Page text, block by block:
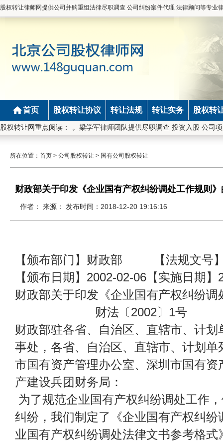
股权转让律师网提供公司并购重组法律尽职调查 公司纠纷案件代理 法律顾问等专业
首页 股权转让协议 转让法规 转让实务 股权转
股权转让网重点阅读：。梁学军律师团队提供尽职调查 投资入股 公司项
所在位置： 首页 > 公司股权转让 > 国有公司股权转让
财政部关于印发《企业国有产权纠纷调处工作规则
作者： 来源： 发布时间：2018-12-20 19:16:16
【颁布部门】财政部 【法规文号】
【颁布日期】2002-02-06【实施日期】
财政部关于印发《企业国有产权纠纷
财法〔2002〕1号
财政部驻各省、自治区、直辖市、计
事处，各省、自治区、直辖市、计划
市国有资产管理办公室、深圳市国有
产建设兵团财务局：
为了规范企业国有产权纠纷调处工作
纠纷，我们制定了《企业国有产权纠
业国有产权纠纷调处法律文书参考格